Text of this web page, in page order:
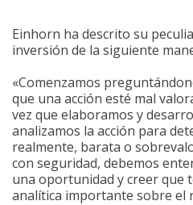
Einhorn ha descrito su
inversión de la siguiente
«Comenzamos
que una acción esté mal
vez que elaboramos y
analizamos la acción para
realmente, barata o
con seguridad, debemos
una oportunidad y creer que
analítica importante sobre el